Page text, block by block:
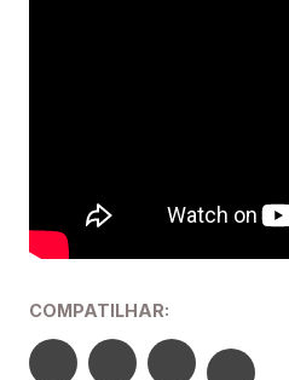
COMPATILHAR: